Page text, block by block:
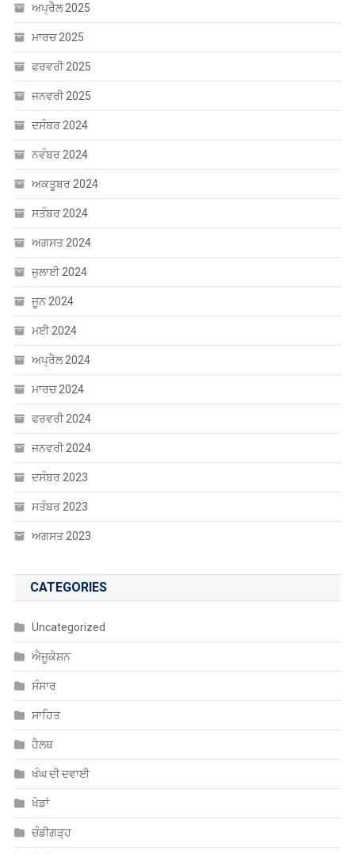
ਅਪ੍ਰੈਲ 2025
ਮਾਰਚ 2025
ਫਰਵਰੀ 2025
ਜਨਵਰੀ 2025
ਦਸੰਬਰ 2024
ਨਵੰਬਰ 2024
ਅਕਤੂਬਰ 2024
ਸਤੰਬਰ 2024
ਅਗਸਤ 2024
ਜੁਲਾਈ 2024
ਜੂਨ 2024
ਮਈ 2024
ਅਪ੍ਰੈਲ 2024
ਮਾਰਚ 2024
ਫਰਵਰੀ 2024
ਜਨਵਰੀ 2024
ਦਸੰਬਰ 2023
ਸਤੰਬਰ 2023
ਅਗਸਤ 2023
CATEGORIES
Uncategorized
ਐਜੂਕੇਸ਼ਨ
ਸੰਸਾਰ
ਸਾਹਿਤ
ਹੈਲਥ
ਖੰਘ ਦੀ ਦਵਾਈ
ਖੇਡਾਂ
ਚੰਡੀਗੜ੍ਹ